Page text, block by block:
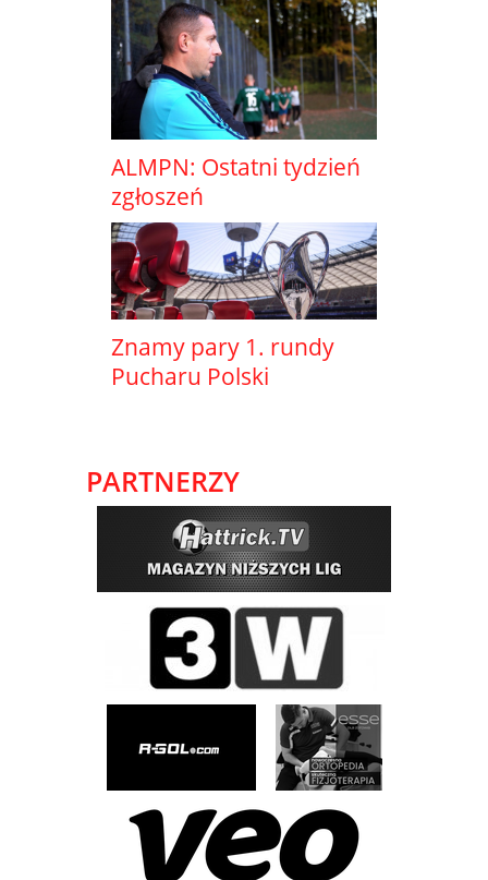
ALMPN: Ostatni tydzień
zgłoszeń
Znamy pary 1. rundy
Pucharu Polski
PARTNERZY